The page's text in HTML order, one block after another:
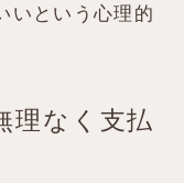
いという心理的
理なく支払